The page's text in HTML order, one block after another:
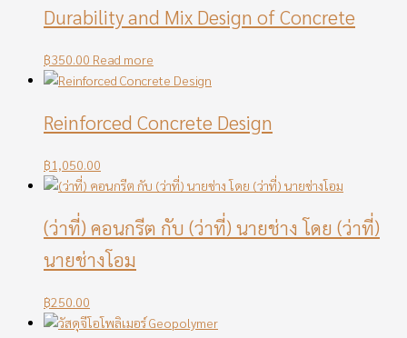
Durability and Mix Design of Concrete
฿350.00 Read more
Reinforced Concrete Design
฿1,050.00
(ว่าที่) คอนกรีต กับ (ว่าที่) นายช่าง โดย (ว่าที่)
นายช่างโอม
฿250.00